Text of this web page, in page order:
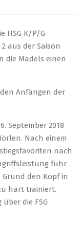
HSG K/P/G
aus der Saison
die Mädels einen
Anfängen der
September 2018
Nach einem
nach
fuhr
Grund den Kopf in
hart trainiert.
die FSG